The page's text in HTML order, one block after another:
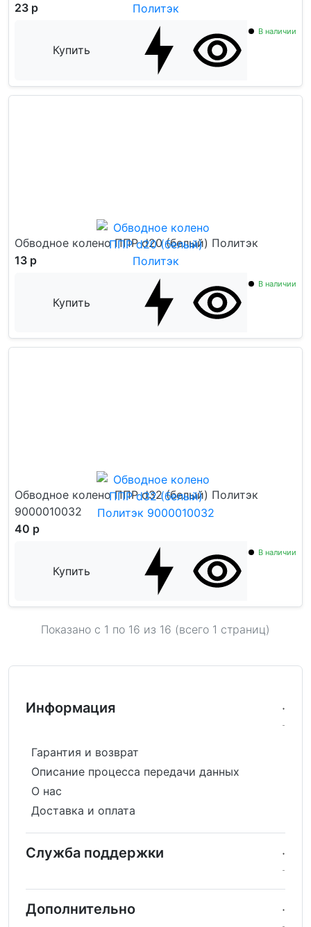
23 р
Купить
В наличии
Обводное колено ППР d20 (белый) Политэк
13 р
Купить
В наличии
Обводное колено ППР d32 (белый) Политэк
9000010032
40 р
Купить
В наличии
Показано с 1 по 16 из 16 (всего 1 страниц)
Информация
Гарантия и возврат
Описание процесса передачи данных
О нас
Доставка и оплата
Служба поддержки
Дополнительно